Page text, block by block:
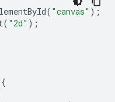
( "canvas" );
( "2d" );
{